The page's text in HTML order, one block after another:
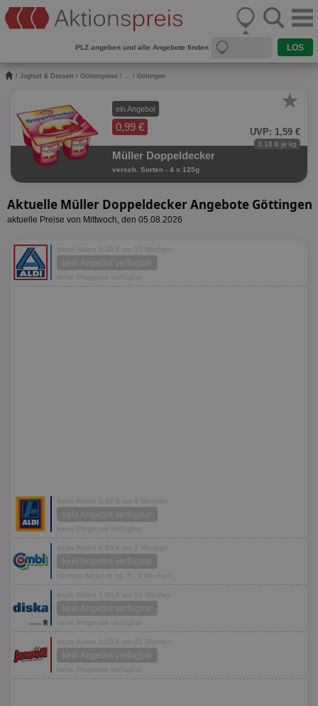
PLZ angeben und alle Angebote finden
/ Joghurt & Dessert / Götterspeise / ... / Göttingen
ein Angebot
0,99 €
★
UVP: 1,59 €
3,18 € je kg
Müller Doppeldecker
versch. Sorten - 4 x 125g
Aktuelle Müller Doppeldecker Angebote Göttingen
aktuelle Preise von Mittwoch, den 05.08.2026
letzte Aktion 0,99 € vor 17 Wochen
kein Angebot verfügbar
keine Prognose verfügbar
letzte Aktion 0,99 € vor 9 Wochen
kein Angebot verfügbar
keine Prognose verfügbar
letzte Aktion 0,99 € vor 2 Wochen
kein Angebot verfügbar
nächste Aktion in ca. 8 - 9 Wochen
letzte Aktion 1,00 € vor 58 Wochen
kein Angebot verfügbar
keine Prognose verfügbar
letzte Aktion 1,29 € vor 51 Wochen
kein Angebot verfügbar
keine Prognose verfügbar